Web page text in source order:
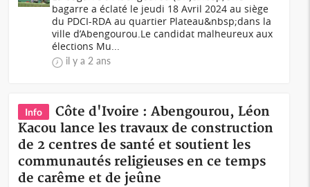
bagarre a éclaté le jeudi 18 Avril 2024 au siège
du PDCI-RDA au quartier Plateau&nbsp;dans la
ville d’Abengourou.Le candidat malheureux aux
élections Mu...
il y a 2 ans
Info
Côte d'Ivoire : Abengourou, Léon
Kacou lance les travaux de construction
de 2 centres de santé et soutient les
communautés religieuses en ce temps
de carême et de jeûne